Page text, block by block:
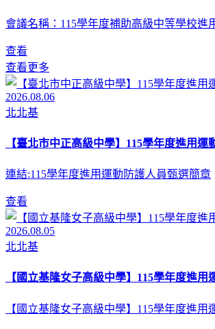
會議名稱：115學年度補助高級中等學校
查看
查看更多
2026.08.06
北北基
【臺北市中正高級中學】115學年度進用
連結:115學年度進用運動防護人員甄選簡章
查看
2026.08.05
北北基
【國立基隆女子高級中學】115學年度進
【國立基隆女子高級中學】115學年度進